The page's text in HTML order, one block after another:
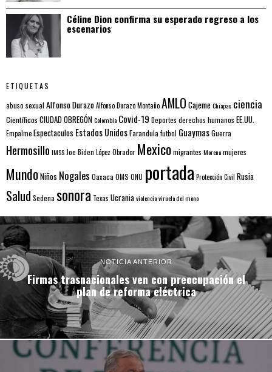
Céline Dion confirma su esperado regreso a los
escenarios
ETIQUETAS
abuso sexual Alfonso DurazoAlfonso Durazo MontañoAMLO CajemeChiapas ciencia
Científicos CIUDAD OBREGÓNColombia Covid-19 Deportes derechos humanos EE.UU.
EmpalmeEspectaculos Estados UnidosFarandulafutbol GuaymasGuerra
Hermosillo IMSS Joe Biden López Obrador Mexicomigrantes Morenamujeres
MundoNiños Nogales Oaxaca OMS ONU portada Protección Civil Rusia
Salud Sedena sonora Texas Ucraniaviolenciaviruela del mono
NOTICIA ANTERIOR
Firmas trasnacionales ven con preocupación el
plan de reforma eléctrica